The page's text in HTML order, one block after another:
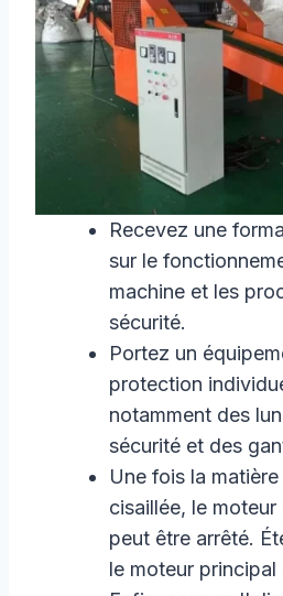
Recevez une
sur le
machine et les
sécurité.
Portez un
protection
notamment des
sécurité et des
Une fois la
cisaillée, le moteur
peut être arrêté.
le moteur principal